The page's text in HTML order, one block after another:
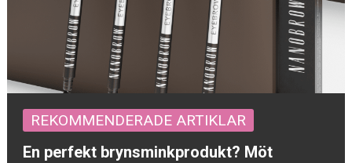
REKOMMENDERADE ARTIKLAR
En perfekt brynsminkprodukt? Möt